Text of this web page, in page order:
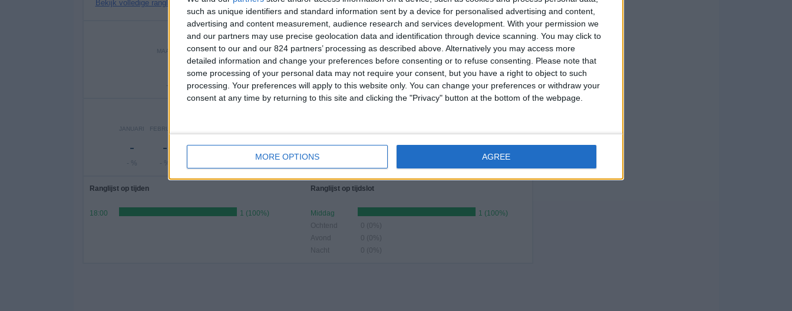
such as unique identifiers and standard information sent by a device for personalised advertising and content,
advertising and content measurement, audience research and services development. With your permission we
and our partners may use precise geolocation data and identification through device scanning. You may click to
consent to our and our 824 partners’ processing as described above. Alternatively you may access more
detailed information and change your preferences before consenting or to refuse consenting.
Please note that
some processing of your personal data may not require your consent, but you have a right to object to such
processing. Your preferences will apply to this website only. You can change your preferences or withdraw your
consent at any time by returning to this site and clicking the "Privacy" button at the bottom of the webpage.
MORE OPTIONS AGREE
Bekijk volledige ranglijst Bekijk volledige ranglijst
Aantal wedstrijden per dag van de week
MAANDAG
- %
DINSDAG
-
- %
WOENSDAG
-
- %
DONDERDAG
1
100%
VRIJDAG
-
- %
ZATERDAG
-
- %
ZONDAG
-
- %
JANUARI
-
- %
FEBRUARI
-
- %
- - - - 1 - - - - -
Ranglijst op tijden
18:00 1 (100%)
Ranglijst op tijdslot
Middag
1 (100%)
Ochtend
0 (0%)
Avond
0 (0%)
Nacht
0 (0%)